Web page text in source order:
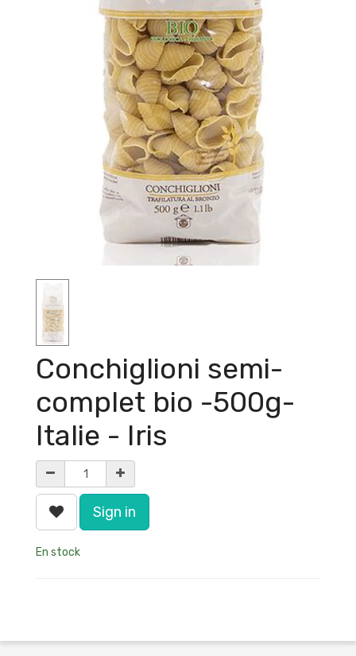
Conchiglioni semi-
complet bio -500g-
Italie - Iris
Sign in
En stock